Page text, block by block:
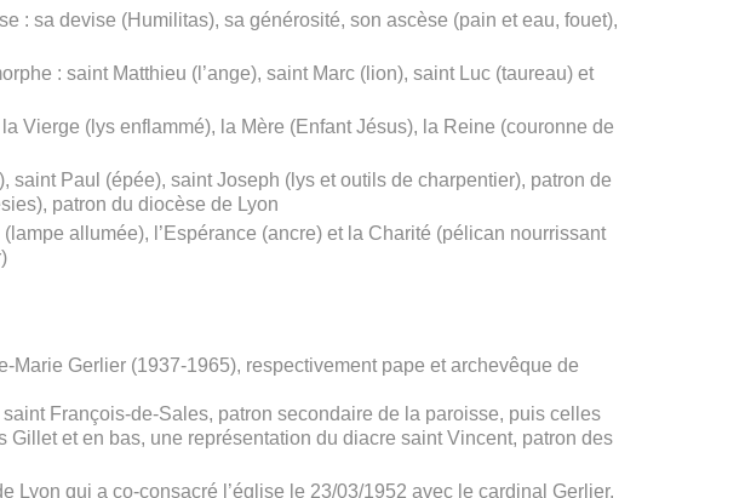
: sa devise (Humilitas), sa générosité, son ascèse (pain et eau, fouet),
: saint Matthieu (l’ange), saint Marc (lion), saint Luc (taureau) et
Vierge (lys enflammé), la Mère (Enfant Jésus), la Reine (couronne de
saint Paul (épée), saint Joseph (lys et outils de charpentier), patron de
patron du diocèse de Lyon
allumée), l’Espérance (ancre) et la Charité (pélican nourrissant
Gerlier (1937-1965), respectivement pape et archevêque de
François-de-Sales, patron secondaire de la paroisse, puis celles
et en bas, une représentation du diacre saint Vincent, patron des
qui a co-consacré l’église le 23/03/1952 avec le cardinal Gerlier,